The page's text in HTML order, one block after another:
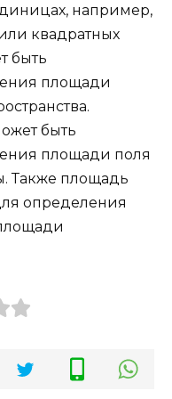
например,
квадратных
быть
площади
быть
площади поля
Также площадь
определения